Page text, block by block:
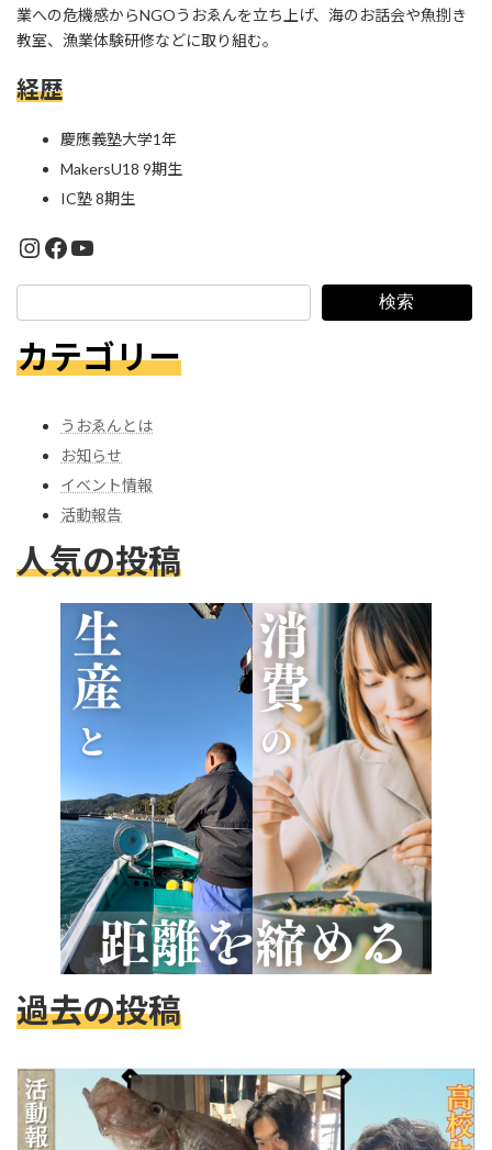
業への危機感からNGOうおゑんを立ち上げ、海のお話会や魚捌き
教室、漁業体験研修などに取り組む。
経歴
慶應義塾大学1年
MakersU18 9期生
IC塾 8期生
https://www.instagram.com/
https://www.facebook.com/profile.php?id=100091540412296
YouTube
検索
カテゴリー
うおゑんとは
お知らせ
イベント情報
活動報告
人気の投稿
過去の投稿